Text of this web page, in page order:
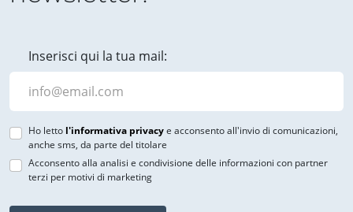
Inserisci qui la tua mail:
Ho letto l'informativa privacye acconsento all'invio di comunicazioni,
anche sms, da parte del titolare
Acconsento alla analisi e condivisione delle informazioni con partner
terzi per motivi di marketing